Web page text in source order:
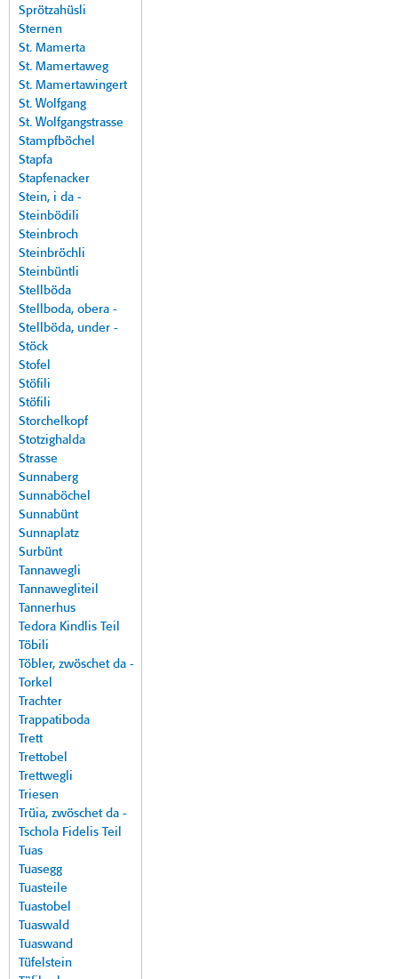
Sprötzahüsli
Sternen
St. Mamerta
St. Mamertaweg
St. Mamertawingert
St. Wolfgang
St. Wolfgangstrasse
Stampfböchel
Stapfa
Stapfenacker
Stein, i da -
Steinbödili
Steinbroch
Steinbröchli
Steinbüntli
Stellböda
Stellboda, obera -
Stellböda, under -
Stöck
Stofel
Stöfili
Stöfili
Storchelkopf
Stotzighalda
Strasse
Sunnaberg
Sunnaböchel
Sunnabünt
Sunnaplatz
Surbünt
Tannawegli
Tannawegliteil
Tannerhus
Tedora Kindlis Teil
Töbili
Töbler, zwöschet da -
Torkel
Trachter
Trappatiboda
Trett
Trettobel
Trettwegli
Triesen
Trüia, zwöschet da -
Tschola Fidelis Teil
Tuas
Tuasegg
Tuasteile
Tuastobel
Tuaswald
Tuaswand
Tüfelstein